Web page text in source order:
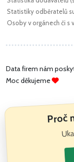
Statistiky odběratelů
Osoby v orgánech či s
Data firem nám
Moc děkujeme
Proč